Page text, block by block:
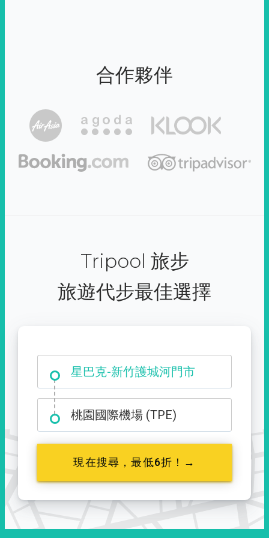
合作夥伴
Tripool 旅步
旅遊代步最佳選擇
星巴克-新竹護城河門市
大霸尖山登山口
桃園國際機場 (TPE)
現在搜尋，最低6折！→